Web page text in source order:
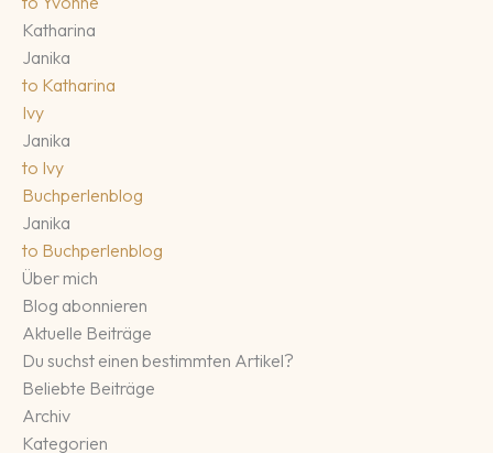
Katharina
Janika
to Katharina
Ivy
Janika
to Ivy
Buchperlenblog
Janika
to Buchperlenblog
Über mich
Blog abonnieren
Aktuelle Beiträge
Du suchst einen bestimmten Artikel?
Beliebte Beiträge
Archiv
Kategorien